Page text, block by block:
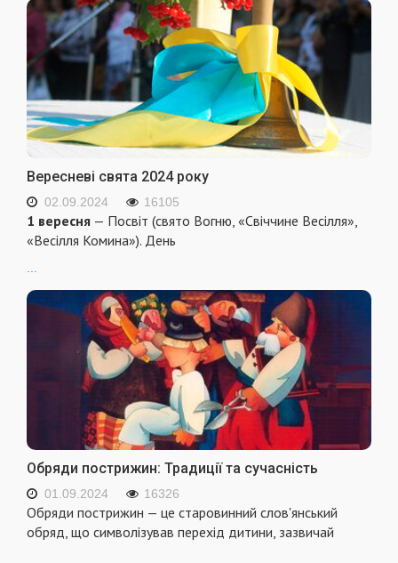
Вересневі свята 2024 року
02.09.2024 16105
1 вересня — Посвіт (свято Вогню, «Свіччине Весілля»,
«Весілля Комина»). День
Обряди пострижин: Традиції та сучасність
01.09.2024 16326
Обряди пострижин — це старовинний слов'янський
обряд, що символізував перехід дитини, зазвичай